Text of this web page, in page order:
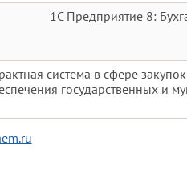
1С Предприятие 8:
система в сфере
государственных и